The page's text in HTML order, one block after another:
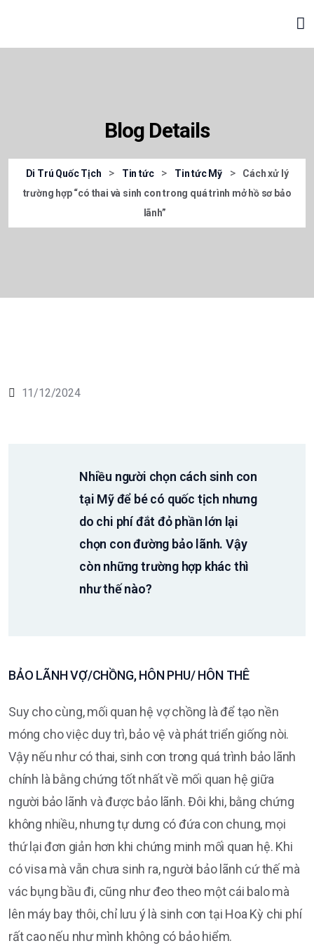
Blog Details
Di Trú Quốc Tịch > Tin tức > Tin tức Mỹ >
Cách xử lý
trường hợp “có thai và sinh con trong quá trình mở hồ sơ bảo
lãnh”
11/12/2024
Nhiều người chọn cách sinh con
tại Mỹ để bé có quốc tịch nhưng
do chi phí đắt đỏ phần lớn lại
chọn con đường bảo lãnh. Vậy
còn những trường hợp khác thì
như thế nào?
BẢO LÃNH VỢ/CHỒNG, HÔN PHU/ HÔN THÊ
Suy cho cùng, mối quan hệ vợ chồng là để tạo nền
móng cho việc duy trì, bảo vệ và phát triển giống nòi.
Vậy nếu như có thai, sinh con trong quá trình bảo lãnh
chính là bằng chứng tốt nhất về mối quan hệ giữa
người bảo lãnh và được bảo lãnh. Đôi khi, bằng chứng
không nhiều, nhưng tự dưng có đứa con chung, mọi
thứ lại đơn giản hơn khi chứng minh mối quan hệ. Khi
có visa mà vẫn chưa sinh ra, người bảo lãnh cứ thế mà
vác bụng bầu đi, cũng như đeo theo một cái balo mà
lên máy bay thôi, chỉ lưu ý là sinh con tại Hoa Kỳ chi phí
rất cao nếu như mình không có bảo hiểm.